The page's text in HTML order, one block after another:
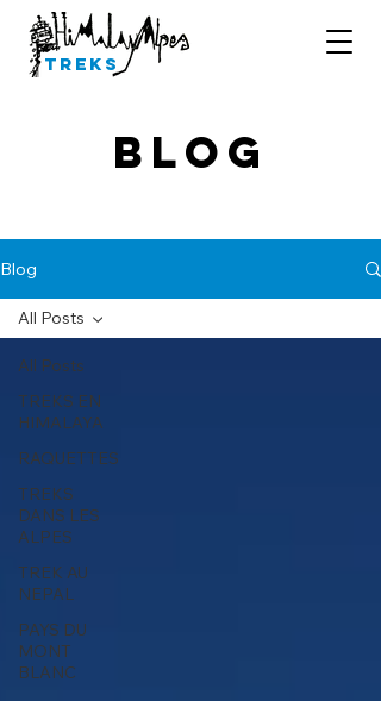
Treks
Blog
Blog
All Posts
TREKS EN
HIMALAYA
RAQUETTES
TREKS
DANS LES
ALPES
TREK AU
NEPAL
PAYS DU
MONT
BLANC
All Posts